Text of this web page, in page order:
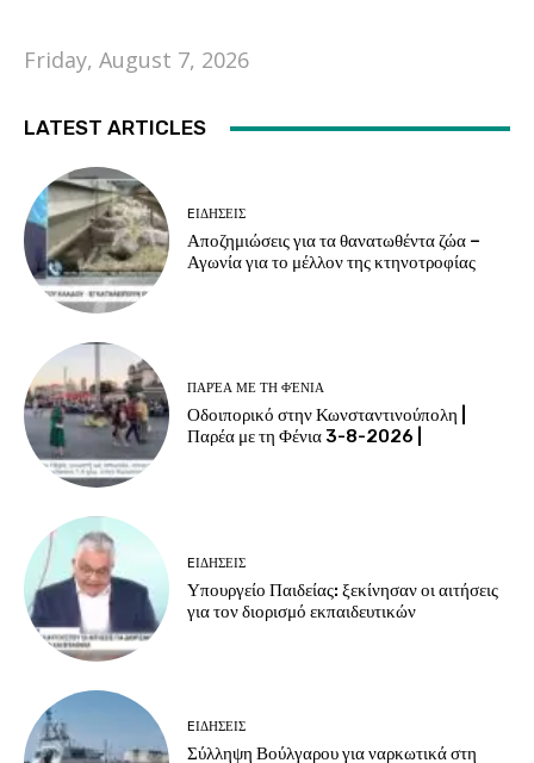
Friday, August 7, 2026
LATEST ARTICLES
EΙΔΗΣΕΙΣ
Αποζημιώσεις για τα θανατωθέντα ζώα –
Αγωνία για το μέλλον της κτηνοτροφίας
ΠΑΡΈΑ ΜΕ ΤΗ ΦΈΝΙΑ
Οδοιπορικό στην Κωνσταντινούπολη |
Παρέα με τη Φένια 3-8-2026 |
EΙΔΗΣΕΙΣ
Υπουργείο Παιδείας: ξεκίνησαν οι αιτήσεις
για τον διορισμό εκπαιδευτικών
EΙΔΗΣΕΙΣ
Σύλληψη Βούλγαρου για ναρκωτικά στη